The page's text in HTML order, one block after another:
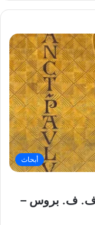
أبحاث
ف. ف. بروس –